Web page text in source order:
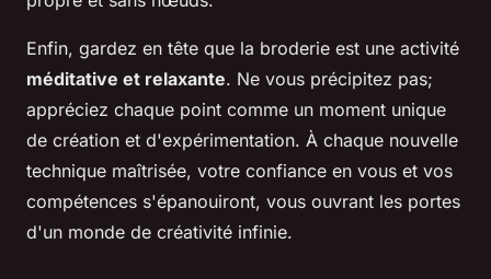
Enfin, gardez en tête que la broderie est une activité
méditative et relaxante. Ne vous précipitez pas;
appréciez chaque point comme un moment unique
de création et d'expérimentation. À chaque nouvelle
technique maîtrisée, votre confiance en vous et vos
compétences s'épanouiront, vous ouvrant les portes
d'un monde de créativité infinie.